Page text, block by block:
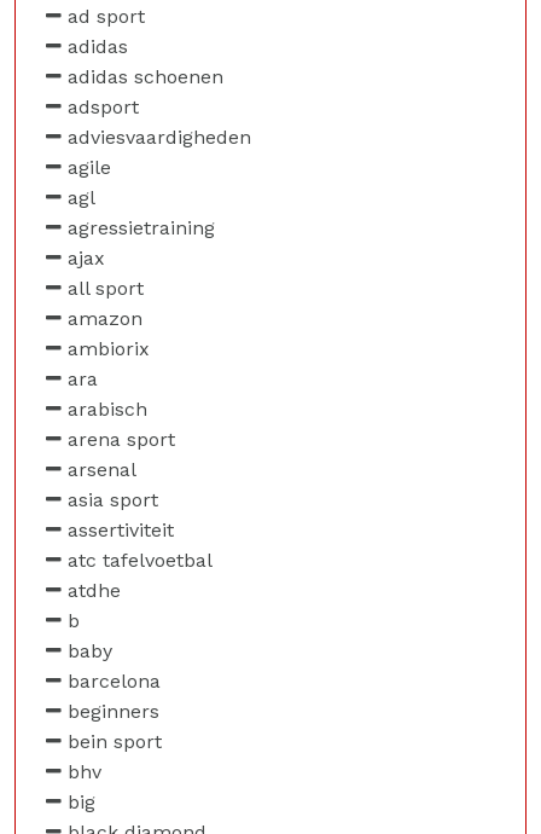
ad sport
adidas
adidas schoenen
adsport
adviesvaardigheden
agile
agl
agressietraining
ajax
all sport
amazon
ambiorix
ara
arabisch
arena sport
arsenal
asia sport
assertiviteit
atc tafelvoetbal
atdhe
b
baby
barcelona
beginners
bein sport
bhv
big